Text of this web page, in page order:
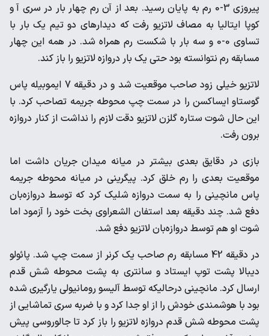
‌پیروزی 3-0 رم به پایان رسید. ‌بعد از آن رم چهار بار در سری آ و
کوپا ‌ایتالیا به مصاف لاتزیو رفت که ‌دیدارهای دو تیم یک بار با
تساوی 0-0 ‌و سه بار با شکست رم همراه ‌شد. در همه این چهار
مسابقه رم ‌نتوانسته بود حتی یک بار دروازه ‌لاتزیو را باز کند. ‌
لاتزیو خیلی زود صاحب موقعیت شد و در دقیقه 7 ایموبیله پاس
‌گوستاو ایساکسن را در سمت چپ محوطه جریمه تصاحب کرد. با
‌این حال شوت ستاره گلزن لاتزیو دقت لازم را نداشت از کنار دروازه
‌برون رفت. ‌
بازی در دقایق بعدی بیشتر در میانه میدان جریان داشت اما
‌موقعیت بعدی را رم خلق کرد. پیگرینی در میانه محوطه جریمه
پاس ‌مانچینی را به سمت دروازه شلیک کرد که توسط دروازه‌بان
دفع شد. ‌چند دقیقه بعد استفان الشعراوی بخت خود را آزمود اما
شوت او هم ‌توسط دروازه‌بان لاتزیو دفع شد. ‌
در دقیقه 42 مسابقه رم صاحب یک کرنر از سمت چپ شد. پائولو
‌دیبالا پشت توپ ایستاد و سانتری به پشت محوطه شش قدم
ارسال ‌کرد. مانچینی درحالیکه توسط آلیسو رومانیولی یارگیری شده
بود با ‌هوشمندی خودش را از او جدا کرد و با ضربه سری تماشایی از
پشت ‌محوطه شش قدم دروازه لاتزیو را باز کرد تا جالوروسی پیش